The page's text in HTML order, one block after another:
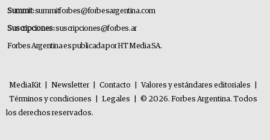
Summit:summitforbes@forbesargentina.com
Suscripciones:suscripciones@forbes.ar
Forbes Argentina es publicada por HT Media SA.
MediaKit Newsletter Contacto Valores y estándares editoriales
Términos y condiciones
Legales
© 2026. Forbes Argentina. Todos
los derechos reservados.